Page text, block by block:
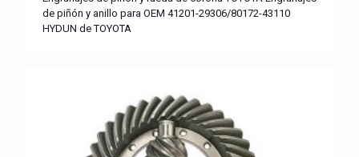
de piñón y anillo para OEM 41201-29306/80172-43110
HYDUN de TOYOTA